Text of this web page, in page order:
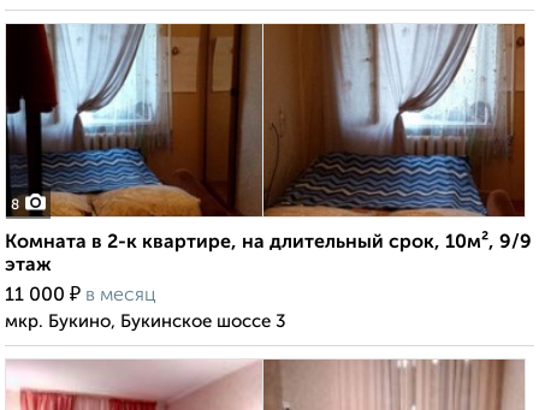
8
Комната в 2-к квартире, на длительный срок, 10м², 9/9
этаж
11 000 ₽ в месяц
мкр. Букино, Букинское шоссе 3